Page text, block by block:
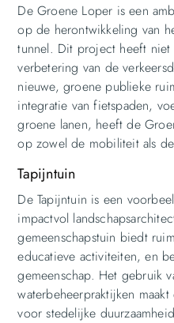
De Groene Loper is een
op de herontwikkeling van
tunnel. Dit project heeft
verbetering van de
nieuwe, groene publieke
integratie van fietspaden,
groene lanen, heeft de
op zowel de mobiliteit als
Tapijntuin
De Tapijntuin is een
impactvol
gemeenschapstuin biedt
educatieve activiteiten, en
gemeenschap. Het gebruik
waterbeheerpraktijken
voor stedelijke